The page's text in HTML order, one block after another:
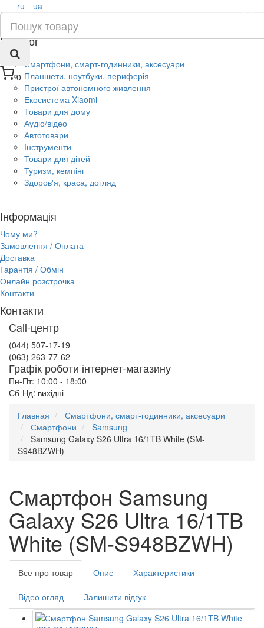
0
×
ru ua
Каталог
Смартфони, смарт-годинники, аксесуари
Планшети, ноутбуки, периферія
Пристрої автономного живлення
Екосистема Xiaomi
Товари для дому
Аудіо/відео
Автотовари
Інструменти
Товари для дітей
Туризм, кемпінг
Здоров'я, краса, догляд
Інформація
Чому ми?
Замовлення / Оплата
Доставка
Гарантія / Обмін
Онлайн розстрочка
Контакти
Контакти
Call-центр
(044) 507-17-19
(063) 263-77-62
Графік роботи інтернет-магазину
Пн-Пт: 10:00 - 18:00
Сб-Нд: вихідні
Главная
Смартфони, смарт-годинники, аксесуари
Смартфони
Samsung
Samsung Galaxy S26 Ultra 16/1TB White (SM-
S948BZWH)
Смартфон Samsung
Galaxy S26 Ultra 16/1TB
White (SM-S948BZWH)
Все про товар Опис Характеристики
Відео огляд Залишити відгук